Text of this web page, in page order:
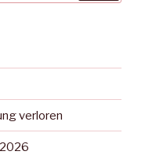
verloren